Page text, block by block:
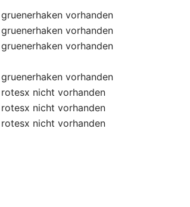
gruenerhaken vorhanden
gruenerhaken vorhanden
gruenerhaken vorhanden
gruenerhaken vorhanden
rotesx nicht vorhanden
rotesx nicht vorhanden
rotesx nicht vorhanden